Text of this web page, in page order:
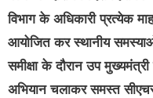
विभाग के अधिकारी प्रत्येक
आयोजित कर स्थानीय
समीक्षा के दौरान उप
अभियान चलाकर समस्त